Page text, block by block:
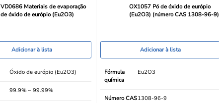
VD0686 Materiais de evaporação
de óxido de európio (Eu2O3)
Adicionar à lista
Óxido de európio (Eu2O3)
99.9% ~ 99.99%
OX1057 Pó de óxido de európio
(Eu2O3) (número CAS 1308-96-9)
Adicionar à lista
Fórmula
química
Eu2O3
Número CAS1308-96-9